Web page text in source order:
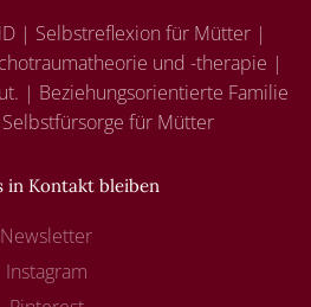
| Selbstreflexion für Mütter |
und -therapie |
| Beziehungsorientierte Familie
für Mütter
in Kontakt bleiben
Newsletter
Instagram